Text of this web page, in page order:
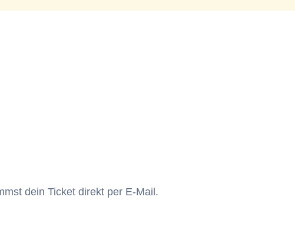
dein Ticket direkt per E-Mail.